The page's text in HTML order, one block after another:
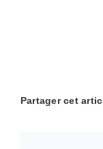
Partager cet